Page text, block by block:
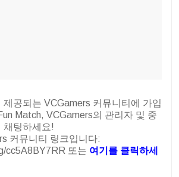
제공되는 VCGamers 커뮤니티에 가입
Match, VCGamers의 관리자 및 중
채팅하세요!
커뮤니티 링크입니다:
cc5A8BY7RR 또는 여기를 클릭하세